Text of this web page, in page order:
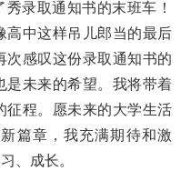
录取通知书的末班车！
高中这样吊儿郎当的最后
次感叹这份录取通知书的
是未来的希望。我将带着
征程。愿未来的大学生活
篇章，我充满期待和激
、成长。